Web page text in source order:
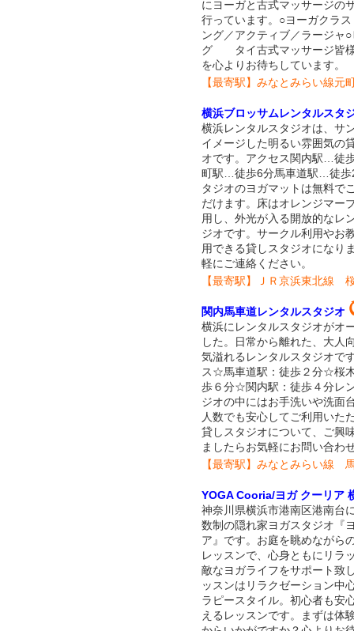
にヨーガと古式マッサージの
行っています。○ヨーガクラ
ング／アクティブ／ラージャ
グ タイ古式マッサージ皆
を心よりお待ちしています。
【最寄駅】みなとみらい線元
横浜ブロッサムレンタルスタ
横浜レンタルスタジオは、サ
イメージした明るい雰囲気の
オです。アクセス関内駅…徒
町駅…徒歩6分馬車道駅…徒歩
タジオのヨガマットは無料で
だけます。床はオレンジマー
用し、外光が入る開放的なレ
ジオです。サークル利用やお
用できる貸しスタジオになり
軽にご連絡ください。
【最寄駅】ＪＲ京浜東北線
関内馬車道レンタルスタジオ
横浜にレンタルスタジオがオ
した。日常から離れた、大人
気溢れるレンタルスタジオで
ス☆馬車道駅：徒歩２分☆桜
歩６分☆関内駅：徒歩４分レ
ジオの中にはお手洗いや洗面
人数でも安心してご利用いた
貸しスタジオについて、ご興
ましたらお気軽にお問い合わ
【最寄駅】みなとみらい線
YOGA Cooria/ヨガ クーリア
神奈川県横浜市港南区港南台
数制の隠れ家ヨガスタジオ『
ア』です。お庭を眺めながら
レッスンで、心身ともにリラ
敵なヨガライフをサポート致
ッスンはリラクゼーション中
ラピースタイル。初心者も安
えるレッスンです。まずは体